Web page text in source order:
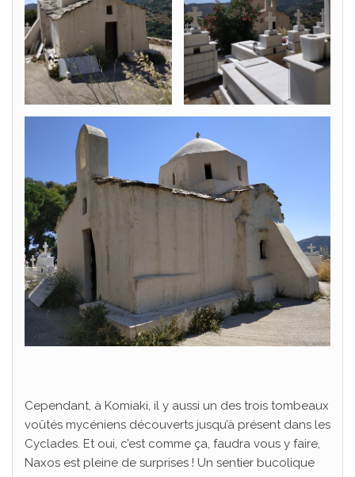
Cependant, à Komiaki, il y aussi un des trois tombeaux
voûtés mycéniens découverts jusqu’à présent dans les
Cyclades. Et oui, c’est comme ça, faudra vous y faire,
Naxos est pleine de surprises ! Un sentier bucolique